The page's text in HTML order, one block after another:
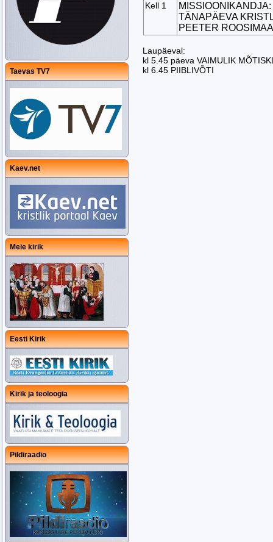
Taevas TV7
Kaev.net
Meie kirik
Eesti Kirik
Kirik ja teoloogia
Pildiraadio
Kell 1
TÄNAPÄEVA
PEETER
Laupäeval:
kl 5.45 päeva VAIMULIK
kl 6.45 PIIBLIVÕTI